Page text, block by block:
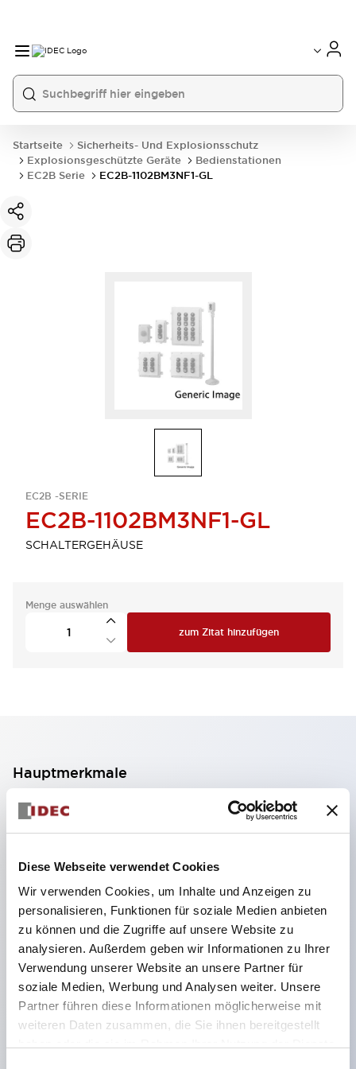
Diese Webseite verwendet Cookies
Wir verwenden Cookies, um Inhalte und Anzeigen zu
personalisieren, Funktionen für soziale Medien anbieten
zu können und die Zugriffe auf unsere Website zu
analysieren. Außerdem geben wir Informationen zu Ihrer
Verwendung unserer Website an unsere Partner für
soziale Medien, Werbung und Analysen weiter. Unsere
Partner führen diese Informationen möglicherweise mit
weiteren Daten zusammen, die Sie ihnen bereitgestellt
Startseite
Sicherheits- Und Explosionsschutz
Explosionsgeschützte Geräte
Bedienstationen
EC2B Serie
EC2B-1102BM3NF1-GL
EC2B -SERIE
EC2B-1102BM3NF1-GL
SCHALTERGEHÄUSE
Menge auswählen
zum Zitat hinzufügen
Hauptmerkmale
Verwendbar in Atmosphären aller Gase und
Dämpfe, einschließlich Wasserstoff und Acetylen
(Ex db eb IIC T6 Gb, Zone 1, Zone 2) sowie in
Staubatmosphären (Japan, IECEx, ATEX, UKEX,
Ex-CCC: Zone 21, Zone 22)
Edelstahlgehäuse verwendet
Gehäuse mit 1 bis 5 Einheiten pro Reihe, 2 bis 5
Einheiten in 2 Reihen, 2 bis 6 Einheiten in 3 Reihen
und 6 Einheiten in 4 Reihen verfügbar
Einheiten sind mit Kontrollleuchte,
Drucktastenschalter, Wahlschalter sowie Not-Aus-